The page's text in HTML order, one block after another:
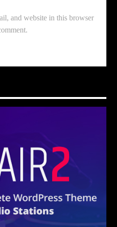
and website in this browser